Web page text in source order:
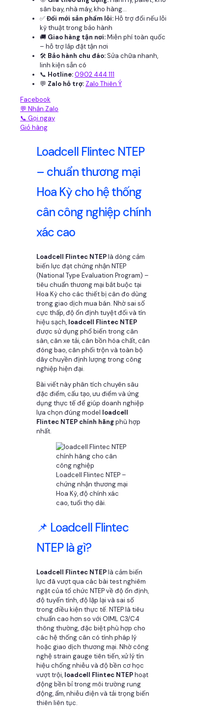
sân bay, nhà máy, kho hàng...
✅Đổi mới sản phẩm lỗi:Hỗ trợ đổi nếu lỗi
kỹ thuật trong bảo hành
🚚 Giao hàng tận nơi:Miễn phí toàn quốc
– hỗ trợ lắp đặt tận nơi
🛠 Bảo hành chu đáo:Sửa chữa nhanh,
linh kiện sẵn có
📞 Hotline:0902 444 111
💬 Zalo hỗ trợ: Zalo Thiên Ý
Facebook
💬 Nhắn Zalo
📞 Gọi ngay
Giỏ hàng
Loadcell Flintec NTEP
– chuẩn thương mại
Hoa Kỳ cho hệ thống
cân công nghiệp chính
xác cao
Loadcell Flintec NTEPlà dòng cảm
biến lực đạt chứng nhận NTEP
(National Type Evaluation Program) –
tiêu chuẩn thương mại bắt buộc tại
Hoa Kỳ cho các thiết bị cân đo dùng
trong giao dịch mua bán. Nhờ sai số
cực thấp, độ ổn định tuyệt đối và tín
hiệu sạch, loadcell Flintec NTEP
được sử dụng phổ biến trong cân
sàn, cân xe tải, cân bồn hóa chất, cân
đóng bao, cân phối trộn và toàn bộ
dây chuyền định lượng trong công
nghiệp hiện đại.
Bài viết này phân tích chuyên sâu
đặc điểm, cấu tạo, ưu điểm và ứng
dụng thực tế để giúp doanh nghiệp
lựa chọn đúng model loadcell
Flintec NTEP chính hãngphù hợp
nhất.
Loadcell Flintec NTEP –
chứng nhận thương mại
Hoa Kỳ, độ chính xác
cao, tuổi thọ dài.
📌 Loadcell Flintec
NTEP là gì?
Loadcell Flintec NTEPlà cảm biến
lực đã vượt qua các bài test nghiêm
ngặt của tổ chức NTEP về độ ổn định,
độ tuyến tính, độ lặp lại và sai số
trong điều kiện thực tế. NTEP là tiêu
chuẩn cao hơn so với OIML C3/C4
thông thường, đặc biệt phù hợp cho
các hệ thống cân có tính pháp lý
hoặc giao dịch thương mại. Nhờ công
nghệ strain gauge tiên tiến, xử lý tín
hiệu chống nhiễu và độ bền cơ học
vượt trội, loadcell Flintec NTEPhoạt
động bền bỉ trong môi trường rung
động, ẩm, nhiễu điện và tải trọng biến
thiên liên tục.